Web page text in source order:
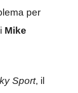
per
Mike
Sport, il